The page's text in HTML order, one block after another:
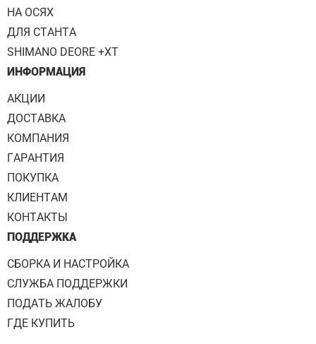
НА ОСЯХ
ДЛЯ СТАНТА
SHIMANO DEORE +XT
ИНФОРМАЦИЯ
АКЦИИ
ДОСТАВКА
КОМПАНИЯ
ГАРАНТИЯ
ПОКУПКА
КЛИЕНТАМ
КОНТАКТЫ
ПОДДЕРЖКА
СБОРКА И НАСТРОЙКА
СЛУЖБА ПОДДЕРЖКИ
ПОДАТЬ ЖАЛОБУ
ГДЕ КУПИТЬ